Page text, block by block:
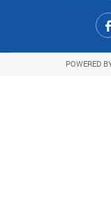
POWERED